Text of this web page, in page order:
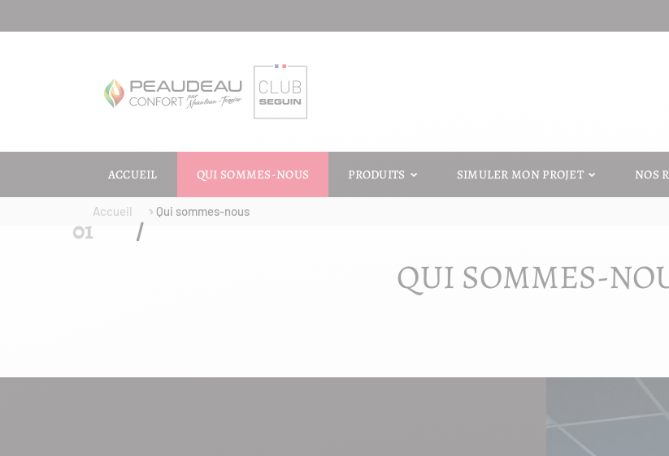
ACCUEIL QUI SOMMES-NOUS PRODUITS SIMULER MON PROJET NOS
Accueil Qui sommes-nous
QUI SOMMES-